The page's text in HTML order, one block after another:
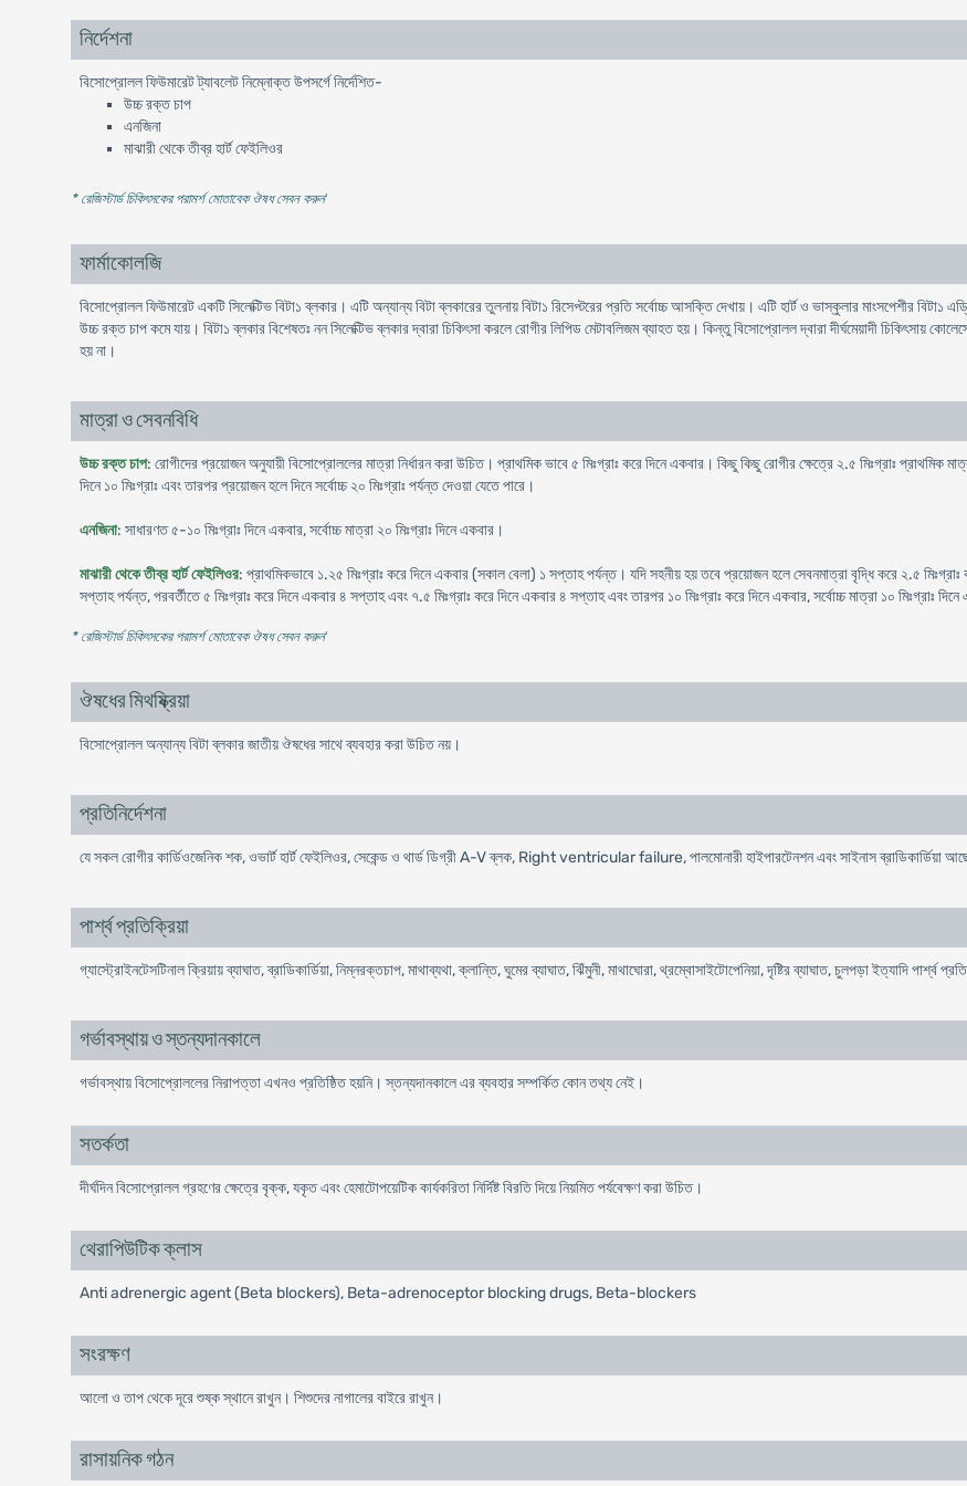
নির্দেশনা
বিসোপ্রোলল ফিউমারেট ট্যাবলেট নিম্নোক্ত উপসর্গে নির্দেশিত-
উচ্চ রক্ত চাপ
এনজিনা
মাঝারী থেকে তীব্র হার্ট ফেইলিওর
* রেজিস্টার্ড চিকিৎসকের পরামর্শ মোতাবেক ঔষধ সেবন করুন'
ফার্মাকোলজি
বিসোপ্রোলল ফিউমারেট একটি সিলেক্টিভ বিটা১ ব্লকার। এটি অন্যান্য বিটা ব্লকারের তুলনায় বিটা১ রিসেপ্টরের প্রতি সর্বোচ্চ আসক্তি দেখায়। এটি হার্ট ও ভাস্কুলার মাংসপেশীর বিটা১
উচ্চ রক্ত চাপ কমে যায়। বিটা১ ব্লকার বিশেষতঃ নন সিলেক্টিভ ব্লকার দ্বারা চিকিৎসা করলে রোগীর লিপিড মেটাবলিজম ব্যাহত হয়। কিন্তু বিসোপ্রোলল দ্বারা দীর্ঘমেয়াদী চিকিৎসায়
হয় না।
মাত্রা ও সেবনবিধি
উচ্চ রক্ত চাপ: রোগীদের প্রয়োজন অনুযায়ী বিসোপ্রোললের মাত্রা নির্ধারন করা উচিত। প্রাথমিক ভাবে ৫ মিঃগ্রাঃ করে দিনে একবার। কিছু কিছু রোগীর ক্ষেত্রে ২.৫ মিঃগ্রাঃ প্রাথমিক
দিনে ১০ মিঃগ্রাঃ এবং তারপর প্রয়োজন হলে দিনে সর্বোচ্চ ২০ মিঃগ্রাঃ পর্যন্ত দেওয়া যেতে পারে।
এনজিনা: সাধারণত ৫-১০ মিঃগ্রাঃ দিনে একবার, সর্বোচ্চ মাত্রা ২০ মিঃগ্রাঃ দিনে একবার।
মাঝারী থেকে তীব্র হার্ট ফেইলিওর: প্রাথমিকভাবে ১.২৫ মিঃগ্রাঃ করে দিনে একবার (সকাল বেলা) ১ সপ্তাহ পর্যন্ত। যদি সহনীয় হয় তবে প্রয়োজন হলে সেবনমাত্রা বৃদ্ধি করে ২.৫
সপ্তাহ পর্যন্ত, পরবর্তীতে ৫ মিঃগ্রাঃ করে দিনে একবার ৪ সপ্তাহ এবং ৭.৫ মিঃগ্রাঃ করে দিনে একবার ৪ সপ্তাহ এবং তারপর ১০ মিঃগ্রাঃ করে দিনে একবার, সর্বোচ্চ মাত্রা ১০ মিঃগ্রাঃ
* রেজিস্টার্ড চিকিৎসকের পরামর্শ মোতাবেক ঔষধ সেবন করুন'
ঔষধের মিথষ্ক্রিয়া
বিসোপ্রোলল অন্যান্য বিটা ব্লকার জাতীয় ঔষধের সাথে ব্যবহার করা উচিত নয়।
প্রতিনির্দেশনা
যে সকল রোগীর কার্ডিওজেনিক শক, ওভার্ট হার্ট ফেইলিওর, সেকেন্ড ও থার্ড ডিগ্রী A-V ব্লক, Right ventricular failure, পালমোনারী হাইপারটেনশন এবং সাইনাস ব্রাডিকার্ডিয়া আছে
পার্শ্ব প্রতিক্রিয়া
গ্যাস্ট্রোইনটেসটিনাল ক্রিয়ায় ব্যাঘাত, ব্রাডিকার্ডিয়া, নিম্নরক্তচাপ, মাথাব্যথা, ক্লান্তি, ঘুমের ব্যাঘাত, ঝিঁমুনী, মাথাঘোরা, থ্রম্বোসাইটোপেনিয়া, দৃষ্টির ব্যাঘাত, চুলপড়া ইত্যাদি পার্শ্ব
গর্ভাবস্থায় ও স্তন্যদানকালে
গর্ভাবস্থায় বিসোপ্রোললের নিরাপত্তা এখনও প্রতিষ্ঠিত হয়নি। স্তন্যদানকালে এর ব্যবহার সম্পর্কিত কোন তথ্য নেই।
সতর্কতা
দীর্ঘদিন বিসোপ্রোলল গ্রহণের ক্ষেত্রে বৃক্ক, যকৃত এবং হেমাটোপয়েটিক কার্যকরিতা নির্দিষ্ট বিরতি দিয়ে নিয়মিত পর্যবেক্ষণ করা উচিত।
থেরাপিউটিক ক্লাস
Anti adrenergic agent (Beta blockers), Beta-adrenoceptor blocking drugs, Beta-blockers
সংরক্ষণ
আলো ও তাপ থেকে দূরে শুষ্ক স্থানে রাখুন। শিশুদের নাগালের বাইরে রাখুন।
রাসায়নিক গঠন